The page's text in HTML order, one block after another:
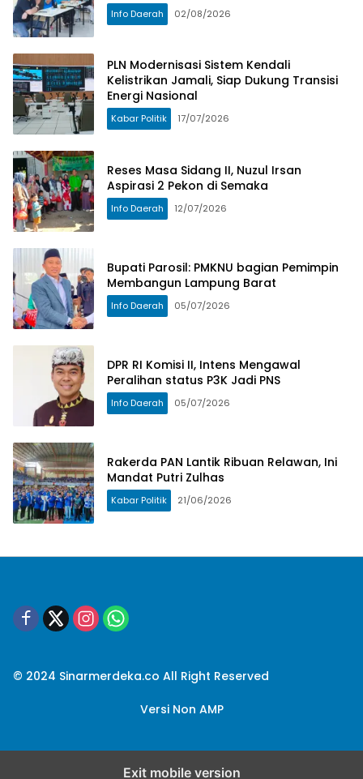
Info Daerah 02/08/2026
PLN Modernisasi Sistem Kendali
Kelistrikan Jamali, Siap Dukung Transisi
Energi Nasional
Kabar Politik 17/07/2026
Reses Masa Sidang II, Nuzul Irsan
Aspirasi 2 Pekon di Semaka
Info Daerah 12/07/2026
Bupati Parosil: PMKNU bagian Pemimpin
Membangun Lampung Barat
Info Daerah 05/07/2026
DPR RI Komisi II, Intens Mengawal
Peralihan status P3K Jadi PNS
Info Daerah 05/07/2026
Rakerda PAN Lantik Ribuan Relawan, Ini
Mandat Putri Zulhas
Kabar Politik 21/06/2026
© 2024 Sinarmerdeka.co All Right Reserved
Versi Non AMP
Exit mobile version